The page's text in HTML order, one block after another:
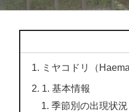
ミヤコドリ（
1. 基本情報
季節別の出現状況